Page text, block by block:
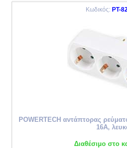
Κωδικός: PT-
POWERTECH αντάπτορας
16A,
Διαθέσιμο στο